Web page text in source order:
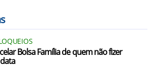
Bolsa Família de quem não fizer